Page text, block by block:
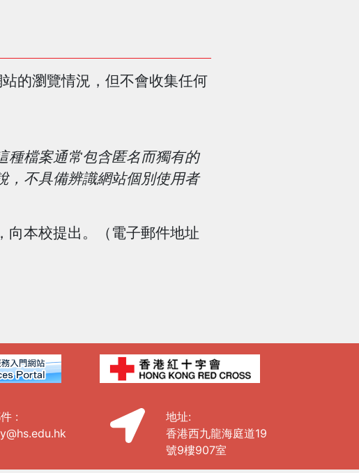
的瀏覽情況，但不會收集任何
種檔案通常包含匿名而獨有的
，不具備辨識網站個別使用者
向本校提出。（電子郵件地址
:
地址:
香港西九龍海庭道19
號9樓907室